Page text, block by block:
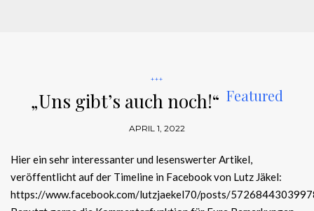
+++
„Uns gibt’s auch noch!“ Featured
APRIL 1, 2022
Hier ein sehr interessanter und lesenswerter Artikel,
veröffentlicht auf der Timeline in Facebook von Lutz Jäkel:
https://www.facebook.com/lutzjaekel70/posts/